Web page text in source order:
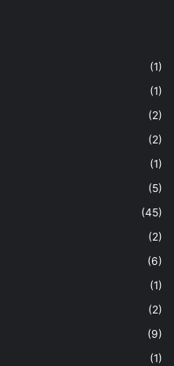
(1)
(1)
(2)
(2)
(1)
(5)
(45)
(2)
(6)
(1)
(2)
(9)
(1)